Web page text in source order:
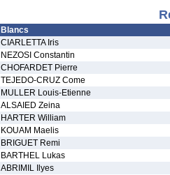
Blancs
CIARLETTA Iris
NEZOSI Constantin
CHOFARDET Pierre
TEJEDO-CRUZ Come
MULLER Louis-Etienne
ALSAIED Zeina
HARTER William
KOUAM Maelis
BRIGUET Remi
BARTHEL Lukas
ABRIMIL Ilyes